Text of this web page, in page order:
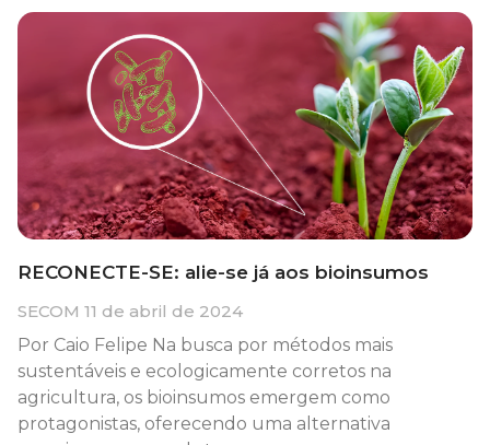
RECONECTE-SE: alie-se já aos bioinsumos
SECOM 11 de abril de 2024
Por Caio Felipe Na busca por métodos mais
sustentáveis e ecologicamente corretos na
agricultura, os bioinsumos emergem como
protagonistas, oferecendo uma alternativa